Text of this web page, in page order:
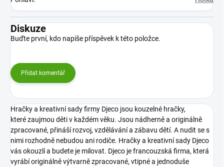
Diskuze
Buďte první, kdo napíše příspěvek k této položce.
Přidat komentář
Hračky a kreativní sady firmy Djeco jsou kouzelné hračky,
které zaujmou děti v každém věku. Jsou nádherně a originálně
zpracované, přináší rozvoj, vzdělávání a zábavu dětí. A nudit se s
nimi rozhodně nebudou ani rodiče. Hračky a kreativní sady Djeco
vás okouzlí a budete je milovat. Djeco je francouzská firma, která
vyrábí originálně výtvarně zpracované, vtipné a jednoduše